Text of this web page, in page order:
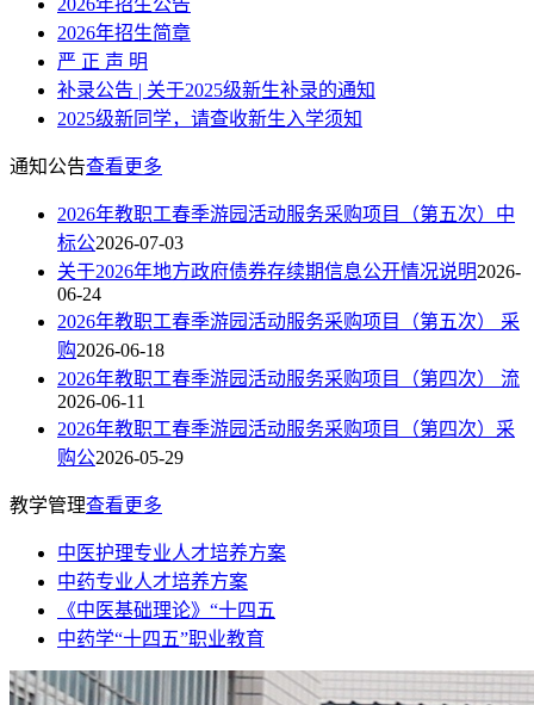
2026年招生简章
严 正 声 明
补录公告 | 关于2025级新生补录的通知
2025级新同学，请查收新生入学须知
通知公告查看更多
2026年教职工春季游园活动服务采购项目（第五次）中
标公2026-07-03
关于2026年地方政府债券存续期信息公开情况说明2026-
06-24
2026年教职工春季游园活动服务采购项目（第五次） 采
购2026-06-18
2026年教职工春季游园活动服务采购项目（第四次） 流
2026-06-11
2026年教职工春季游园活动服务采购项目（第四次）采
购公2026-05-29
教学管理查看更多
中医护理专业人才培养方案
中药专业人才培养方案
《中医基础理论》“十四五
中药学“十四五”职业教育